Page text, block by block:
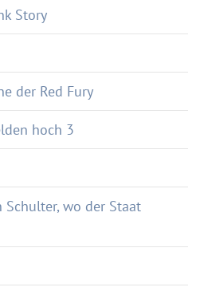
Story
der Red Fury
hoch 3
wo der Staat